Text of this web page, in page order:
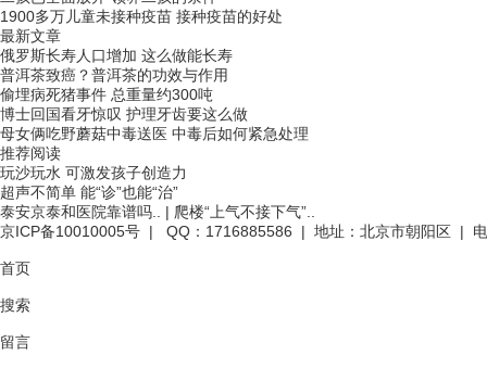
1900多万儿童未接种疫苗 接种疫苗的好处
最新文章
俄罗斯长寿人口增加 这么做能长寿
普洱茶致癌？普洱茶的功效与作用
偷埋病死猪事件 总重量约300吨
博士回国看牙惊叹 护理牙齿要这么做
母女俩吃野蘑菇中毒送医 中毒后如何紧急处理
推荐阅读
玩沙玩水 可激发孩子创造力
超声不简单 能“诊”也能“治”
泰安京泰和医院靠谱吗..
| 爬楼“上气不接下气”..
京ICP备10010005号 | QQ：1716885586 | 地址：北京市朝阳区 |
首页
搜索
留言